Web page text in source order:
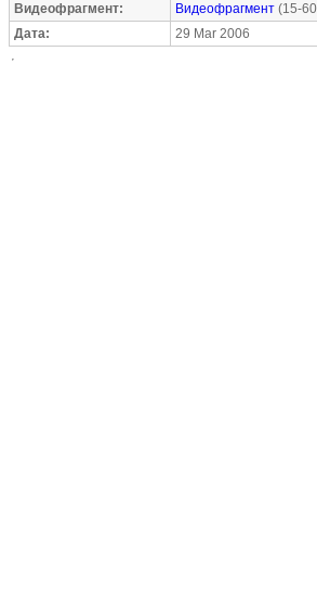
Видеофрагмент:
Видеофрагмент (15-
Дата:
29 Mar 2006